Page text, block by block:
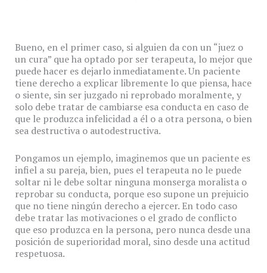
Bueno, en el primer caso, si alguien da con un “juez o
un cura” que ha optado por ser terapeuta, lo mejor que
puede hacer es dejarlo inmediatamente. Un paciente
tiene derecho a explicar libremente lo que piensa, hace
o siente, sin ser juzgado ni reprobado moralmente, y
solo debe tratar de cambiarse esa conducta en caso de
que le produzca infelicidad a él o a otra persona, o bien
sea destructiva o autodestructiva.
Pongamos un ejemplo, imaginemos que un paciente es
infiel a su pareja, bien, pues el terapeuta no le puede
soltar ni le debe soltar ninguna monserga moralista o
reprobar su conducta, porque eso supone un prejuicio
que no tiene ningún derecho a ejercer. En todo caso
debe tratar las motivaciones o el grado de conflicto
que eso produzca en la persona, pero nunca desde una
posición de superioridad moral, sino desde una actitud
respetuosa.